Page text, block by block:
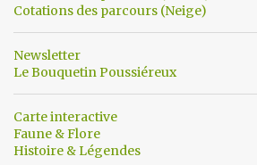
Cotations des parcours (Neige)
Newsletter
Le Bouquetin Poussiéreux
Carte interactive
Faune & Flore
Histoire & Légendes